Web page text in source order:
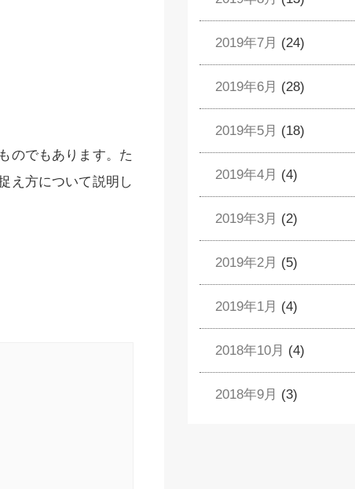
のでもあります。た
え方について説明し
2019年7月 (24)
2019年6月 (28)
2019年5月 (18)
2019年4月 (4)
2019年3月 (2)
2019年2月 (5)
2019年1月 (4)
2018年10月 (4)
2018年9月 (3)